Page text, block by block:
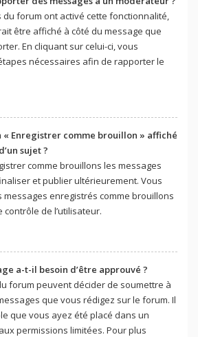
du forum ont activé cette fonctionnalité,
être affiché à côté du message que
En cliquant sur celui-ci, vous
nécessaires afin de rapporter le
« Enregistrer comme brouillon » affiché
sujet ?
comme brouillons les messages
et publier ultérieurement. Vous
enregistrés comme brouillons
de l’utilisateur.
a-t-il besoin d’être approuvé ?
forum peuvent décider de soumettre à
que vous rédigez sur le forum. Il
que vous ayez été placé dans un
permissions limitées. Pour plus